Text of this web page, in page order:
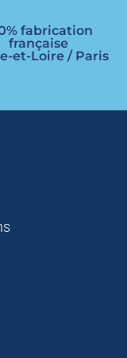
fabrication
française
et-Loire / Paris